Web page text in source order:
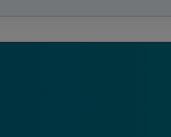
wenn sie nicht
für